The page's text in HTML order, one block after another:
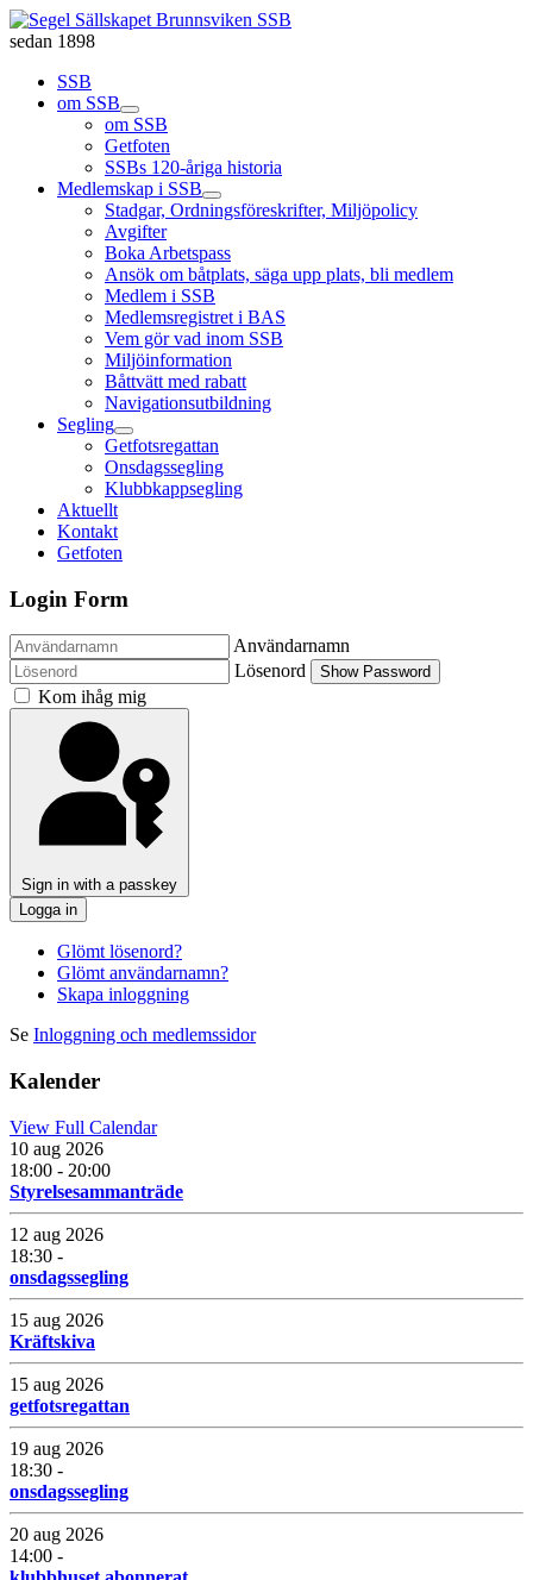
sedan 1898
SSB
om SSB
om SSB
Getfoten
SSBs 120-åriga historia
Medlemskap i SSB
Stadgar, Ordningsföreskrifter, Miljöpolicy
Avgifter
Boka Arbetspass
Ansök om båtplats, säga upp plats, bli medlem
Medlem i SSB
Medlemsregistret i BAS
Vem gör vad inom SSB
Miljöinformation
Båttvätt med rabatt
Navigationsutbildning
Segling
Getfotsregattan
Onsdagssegling
Klubbkappsegling
Aktuellt
Kontakt
Getfoten
Login Form
Användarnamn
Lösenord
Show Password
Kom ihåg mig
Sign in with a passkey
Logga in
Glömt lösenord?
Glömt användarnamn?
Skapa inloggning
Se Inloggning och medlemssidor
Kalender
View Full Calendar
10 aug 2026
18:00 - 20:00
Styrelsesammanträde
12 aug 2026
18:30 -
onsdagssegling
15 aug 2026
Kräftskiva
15 aug 2026
getfotsregattan
19 aug 2026
18:30 -
onsdagssegling
20 aug 2026
14:00 -